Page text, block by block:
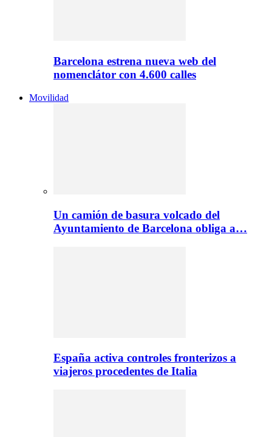
Barcelona estrena nueva web del
nomenclátor con 4.600 calles
Movilidad
Un camión de basura volcado del
Ayuntamiento de Barcelona obliga a…
España activa controles fronterizos a
viajeros procedentes de Italia